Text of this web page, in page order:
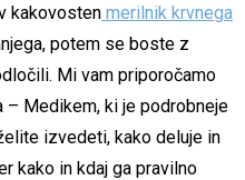
kakovosten merilnik krvnega
potem se boste z
Mi vam priporočamo
– Medikem, ki je podrobneje
izvedeti, kako deluje in
kako in kdaj ga pravilno